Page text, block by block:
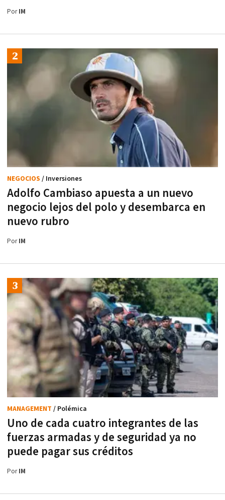
PorIM
Adolfo Cambiaso apuesta a un nuevo
negocio lejos del polo y desembarca en
nuevo rubro
NEGOCIOS / Inversiones
PorIM
Uno de cada cuatro integrantes de las
fuerzas armadas y de seguridad ya no
puede pagar sus créditos
MANAGEMENT / Polémica
PorIM